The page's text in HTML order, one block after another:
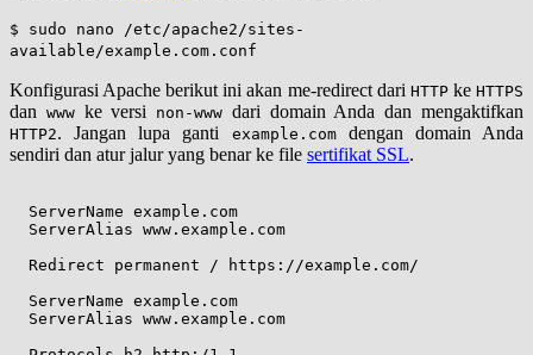
$ sudo nano /etc/apache2/sites-
available/example.com.conf
Konfigurasi Apache berikut ini akan me-redirect dari HTTPkeHTTPS
dan wwwke versi non-www dari domain Anda dan mengaktifkan
HTTP2. Jangan lupa ganti example.comdengan domain Anda
sendiri dan atur jalur yang benar ke file sertifikat SSL.
  ServerName example.com
  ServerAlias www.example.com
  Redirect permanent / https://example.com/
  ServerName example.com
  ServerAlias www.example.com